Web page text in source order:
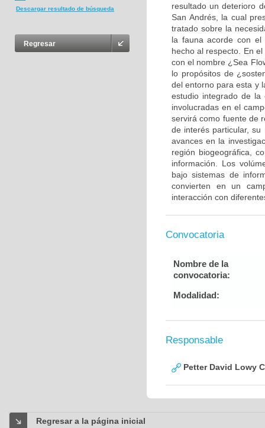
Descargar resultado de búsqueda
Regresar
resultado un deterioro
San Andrés, la cual
tratado sobre la
la fauna acorde con el
hecho al respecto. En
con el nombre ¿Sea
lo propósitos de
del entorno para esta y
estudio integrado de la
involucradas en el
servirá como fuente de
de interés particular,
avances en la
región biogeográfica,
información. Los
bajo sistemas de
convierten en un
interacción con
Convocatoria
Nombre de la
convocatoria:
Modalidad:
Responsable
Petter David Lowy
Regresar a la página inicial